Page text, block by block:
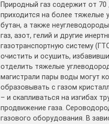
Природный газ содержит от
приходится на более тяжелые
бутан, а также
газ, азот, гелий и другие
газотранспортную систему
очистить и осушить,
отделить тяжелые
магистрали пары воды могут
образовывать с газом
– и скапливаться на изгибах
продвижение газа.
газового оборудования. В